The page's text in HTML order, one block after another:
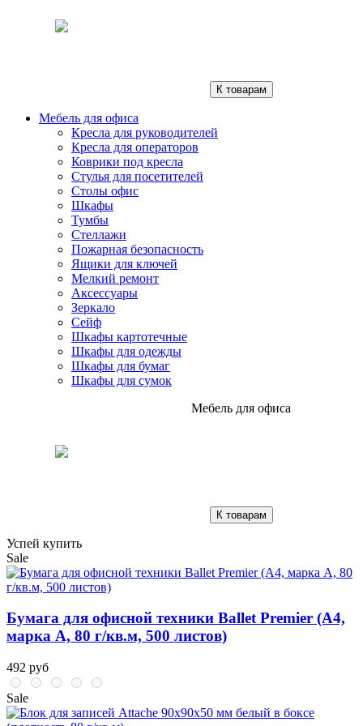
К товарам
Мебель для офиса
Кресла для руководителей
Кресла для операторов
Коврики под кресла
Стулья для посетителей
Столы офис
Шкафы
Тумбы
Стеллажи
Пожарная безопасность
Ящики для ключей
Мелкий ремонт
Аксессуары
Зеркало
Сейф
Шкафы картотечные
Шкафы для одежды
Шкафы для бумаг
Шкафы для сумок
Мебель для офиса
К товарам
Успей купить
Sale
Бумага для офисной техники Ballet Premier (А4,
марка A, 80 г/кв.м, 500 листов)
492 руб
Sale